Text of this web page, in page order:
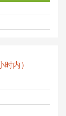
内）